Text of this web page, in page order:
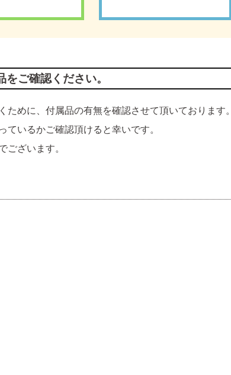
をご確認ください。
めに、付属品の有無を確認させて頂いております。
いるかご確認頂けると幸いです。
ございます。